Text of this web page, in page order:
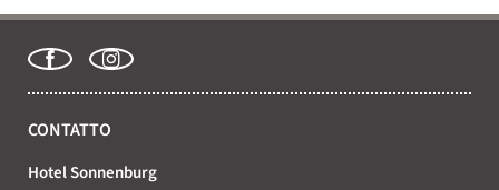
CONTATTO
Hotel Sonnenburg
Cerca